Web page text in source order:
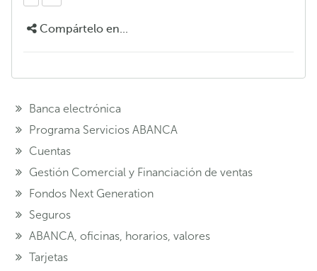
Compártelo en...
Banca electrónica
Programa Servicios ABANCA
Cuentas
Gestión Comercial y Financiación de ventas
Fondos Next Generation
Seguros
ABANCA, oficinas, horarios, valores
Tarjetas